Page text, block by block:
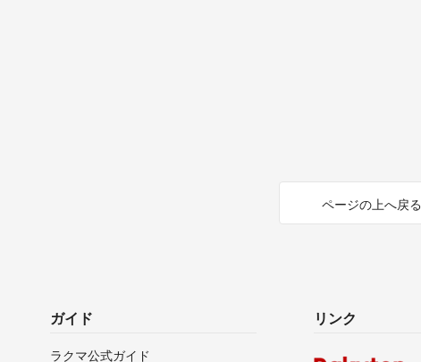
ページの上へ戻る
ガイド
ラクマ公式ガイド
リンク